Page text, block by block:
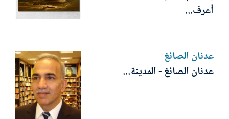
أعرف...
عدنان الصائغ
عدنان الصائغ - المدينة...